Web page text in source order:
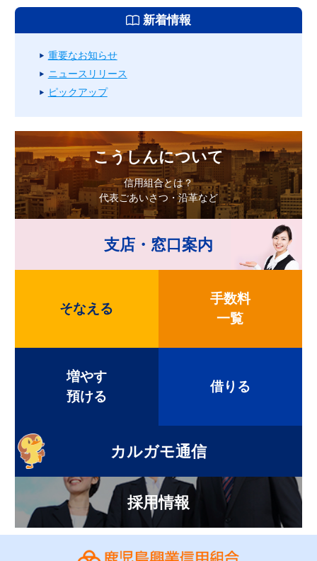
新着情報
重要なお知らせ
ニュースリリース
ピックアップ
こうしんについて
信用組合とは？
代表ごあいさつ・沿革など
支店・窓口案内
そなえる
手数料
一覧
増やす
預ける
借りる
カルガモ通信
採用情報